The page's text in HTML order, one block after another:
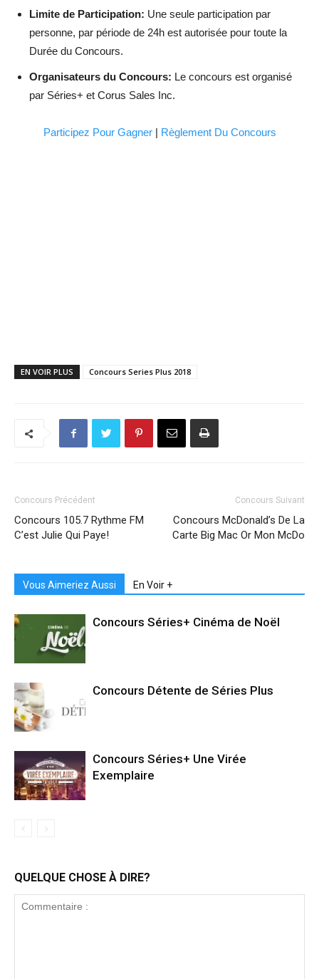
Limite de Participation: Une seule participation par
personne, par période de 24h est autorisée pour toute la
Durée du Concours.
Organisateurs du Concours: Le concours est organisé
par Séries+ et Corus Sales Inc.
Participez Pour Gagner| Règlement Du Concours
EN VOIR PLUS Concours Series Plus 2018
Concours Précédent
Concours 105.7 Rythme FM
C’est Julie Qui Paye!
Concours Suivant
Concours McDonald’s De La
Carte Big Mac Or Mon McDo
Vous Aimeriez Aussi En Voir +
Concours Séries+ Cinéma de Noël
Concours Détente de Séries Plus
Concours Séries+ Une Virée
Exemplaire
QUELQUE CHOSE À DIRE?